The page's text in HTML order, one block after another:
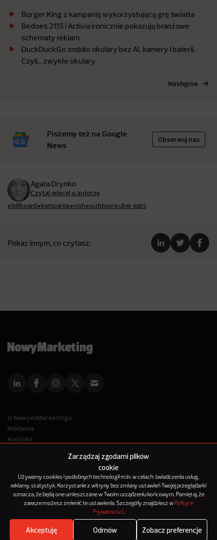
Zarządzaj zgodami plików
cookie
Używamy cookies i podobnych technologii m.in. w celach: świadczenia usług,
reklamy, statystyk. Korzystanie z witryny bez zmiany ustawień Twojej przeglądarki
oznacza, że będą one umieszczane w Twoim urządzeniu końcowym. Pamiętaj, że
zawsze możesz zmienić te ustawienia. Szczegóły znajdziesz w Polityce
Prywatności.
Akceptuję Odmów Zobacz preferencje
Burger King z kampanią wykorzystującą grę światła
Bedoes 2115 i Activia ironicznie pokazują branżowe
schematy reklam
DuckDuckGo zrobiło okulary bez AI, kamery i baterii.
Czyli… zwykłe okulary
Następne
Piszemy też na Google
News
Obserwuj nas
Agata Drynko
Czytaj więcej o autorze
#billboard#kampania#ooh#outdoor#uber eats
Pokaż innym, co czytasz:
Where's the beef?
O NowymMarketingu
Reklama
Kontakt
© 2012-2025
NowyMarketing jest marką 143Media Sp. z o.o.